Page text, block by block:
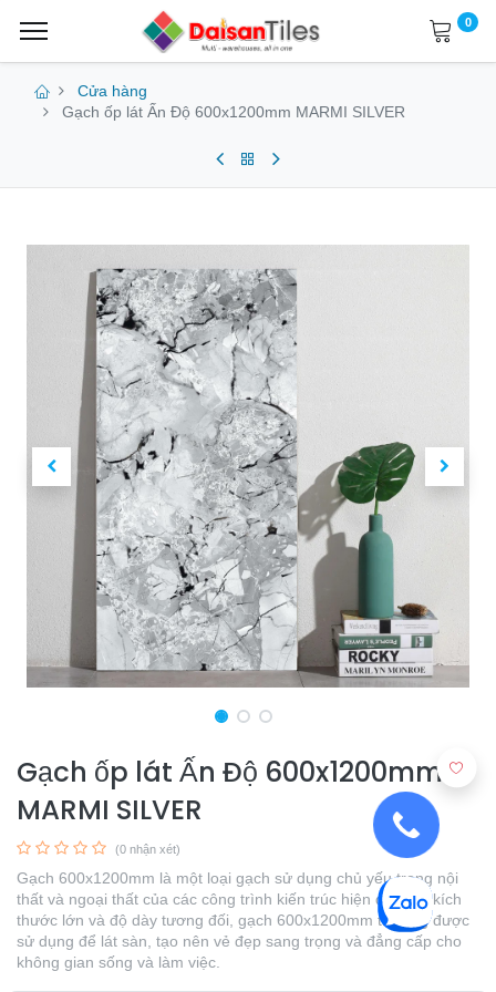
0
Cửa hàng
Gạch ốp lát Ấn Độ 600x1200mm MARMI SILVER
Gạch ốp lát Ấn Độ 600x1200mm
MARMI SILVER
(0 nhận xét)
Gạch 600x1200mm là một loại gạch sử dụng chủ yếu trong nội
thất và ngoại thất của các công trình kiến trúc hiện đại. Với kích
thước lớn và độ dày tương đối, gạch 600x1200mm thường được
sử dụng để lát sàn, tạo nên vẻ đẹp sang trọng và đẳng cấp cho
không gian sống và làm việc.